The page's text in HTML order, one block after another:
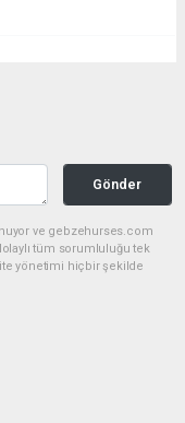
Gönder
ve gebzehurses.com
tüm sorumluluğu tek
yönetimi hiçbir şekilde